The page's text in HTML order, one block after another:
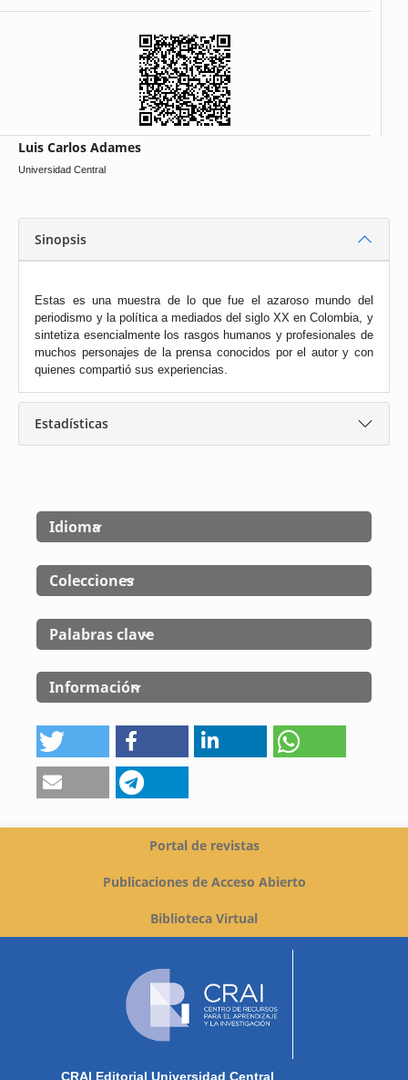
Luis Carlos Adames
Universidad Central
Sinopsis
Estas es una muestra de lo que fue el azaroso mundo del
periodismo y la política a mediados del siglo XX en Colombia, y
sintetiza esencialmente los rasgos humanos y profesionales de
muchos personajes de la prensa conocidos por el autor y con
quienes compartió sus experiencias.
Estadísticas
Idioma
Colecciones
Palabras clave
Información
Portal de revistas
Publicaciones de Acceso Abierto
Biblioteca Virtual
CRAI Editorial Universidad Central